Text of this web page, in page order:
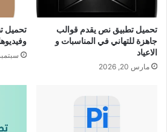
تحميل تطبيق نص يقدم قوالب
جاهزة للتهاني في المناسبات و
الاعياد
مارس 20, 2026
سبتمبر 13, 2025